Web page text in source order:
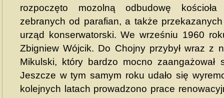
rozpoczęto mozolną odbudowę
zebranych od parafian, a także
urząd konserwatorski. We wrześniu 1960
Zbigniew Wójcik. Do Chojny przybył wraz z
Mikulski, który bardzo mocno zaangażował
Jeszcze w tym samym roku udało się
kolejnych latach prowadzono prace